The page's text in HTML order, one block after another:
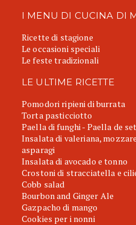
I MENU DI CUCINA DI
Ricette di stagione
Le occasioni speciali
Le feste tradizionali
LE ULTIME RICETTE
Pomodori ripieni di burrata
Torta pasticciotto
Paella di funghi - Paella de
Insalata di valeriana,
asparagi
Insalata di avocado e tonno
Crostoni di stracciatella e
Cobb salad
Bourbon and Ginger Ale
Gazpacho di mango
Cookies per i nonni